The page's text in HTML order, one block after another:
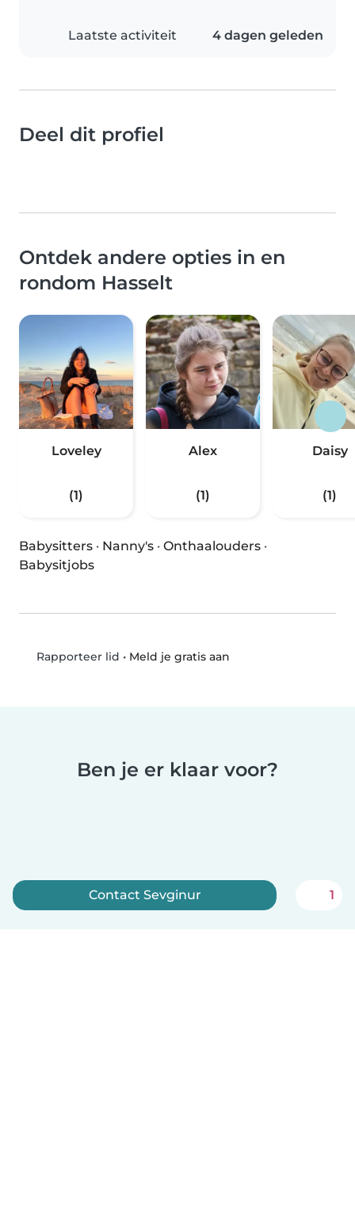
Laatste activiteit 4 dagen geleden
Deel dit profiel
Ontdek andere opties in en
rondom Hasselt
Loveley
(1)
Alex
(1)
Daisy
(1)
Babysitters · Nanny's · Onthaalouders ·
Babysitjobs
Rapporteer lid • Meld je gratis aan
Ben je er klaar voor?
Contact Sevginur 1